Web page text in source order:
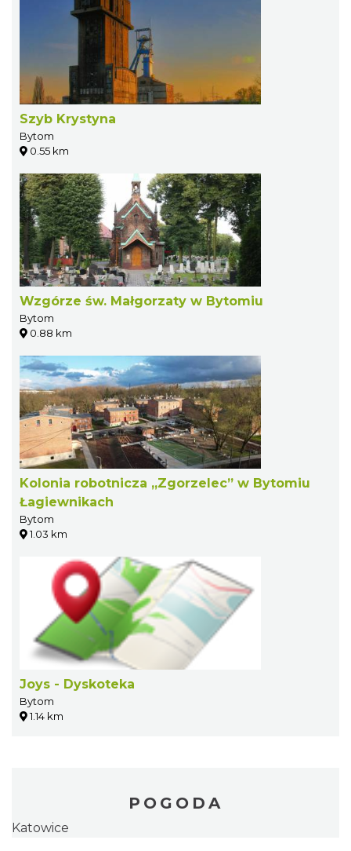
Szyb Krystyna
Bytom
0.55 km
Wzgórze św. Małgorzaty w Bytomiu
Bytom
0.88 km
Kolonia robotnicza „Zgorzelec” w Bytomiu
Łagiewnikach
Bytom
1.03 km
Joys - Dyskoteka
Bytom
1.14 km
POGODA
Katowice